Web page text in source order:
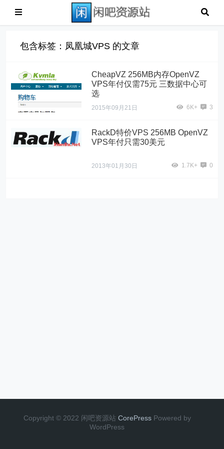
包含标签：凤凰城VPS 的文章
CheapVZ 256MB内存OpenVZ
VPS年付仅需75元 三数据中心可
选
2015年09月21日 6K+ 3
RackD特价VPS 256MB OpenVZ
VPS年付只需30美元
2013年01月30日 1.7K+ 0
Copyright © 2022 闲吧资源站 CorePress Powered by
WordPress